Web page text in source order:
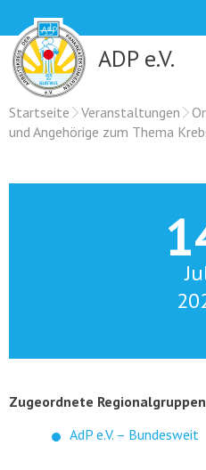
content
ADP e.V.
Startseite Veranstaltungen
und Angehörige zum Thema
Zugeordnete Regionalgruppen
AdP e.V. – Bundesweit